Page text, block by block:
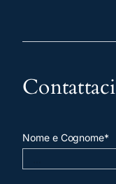
Contattaci
Nome e Cognome*